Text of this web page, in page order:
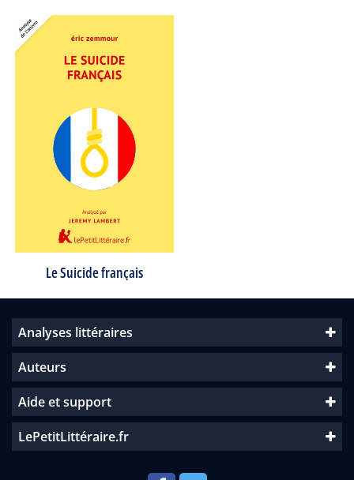
Le Suicide français
Analyses littéraires
Auteurs
Aide et support
LePetitLittéraire.fr